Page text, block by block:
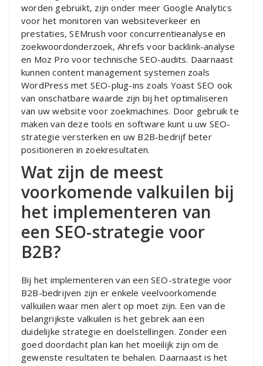
worden gebruikt, zijn onder meer Google Analytics
voor het monitoren van websiteverkeer en
prestaties, SEMrush voor concurrentieanalyse en
zoekwoordonderzoek, Ahrefs voor backlink-analyse
en Moz Pro voor technische SEO-audits. Daarnaast
kunnen content management systemen zoals
WordPress met SEO-plug-ins zoals Yoast SEO ook
van onschatbare waarde zijn bij het optimaliseren
van uw website voor zoekmachines. Door gebruik te
maken van deze tools en software kunt u uw SEO-
strategie versterken en uw B2B-bedrijf beter
positioneren in zoekresultaten.
Wat zijn de meest
voorkomende valkuilen bij
het implementeren van
een SEO-strategie voor
B2B?
Bij het implementeren van een SEO-strategie voor
B2B-bedrijven zijn er enkele veelvoorkomende
valkuilen waar men alert op moet zijn. Een van de
belangrijkste valkuilen is het gebrek aan een
duidelijke strategie en doelstellingen. Zonder een
goed doordacht plan kan het moeilijk zijn om de
gewenste resultaten te behalen. Daarnaast is het